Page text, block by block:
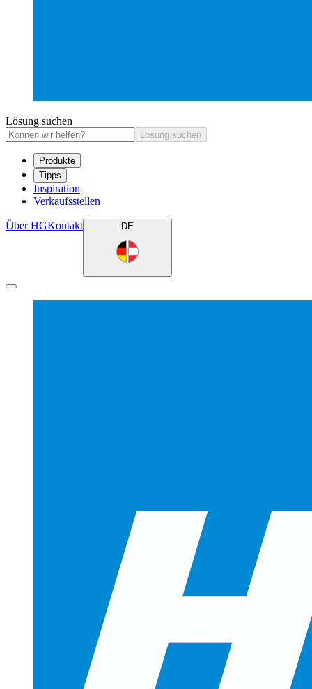
Lösung suchen
Lösung suchen
Produkte
Tipps
Inspiration
Verkaufsstellen
Über HGKontakt DE